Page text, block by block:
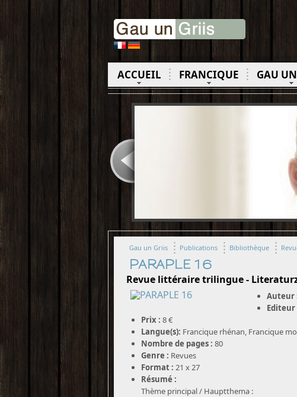
ACCUEIL FRANCIQUE GAU
Gau un Griis Publications Bibliothèque
PARAPLE 16
Revue littéraire trilingue -
Auteur
Editeur
Prix : 8 €
Langue(s): Francique rhénan, Francique
Nombre de pages : 80
Genre : Revues
Format : 21 x 27
Résumé :
Thème principal / Hauptthema :